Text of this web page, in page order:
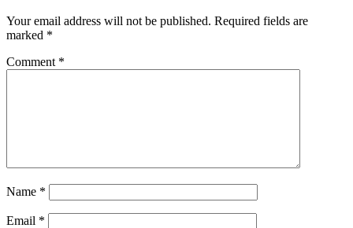
Your email address will not be published. Required fields are
marked *
Comment *
Name *
Email *